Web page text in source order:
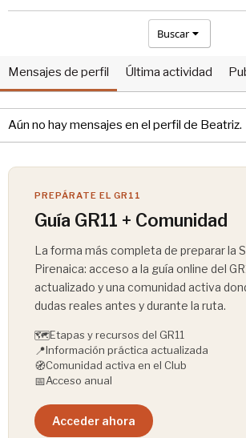
Buscar
Mensajes de perfil Última actividad
Aún no hay mensajes en el perfil de Beatriz.
PREPÁRATE EL GR11
Guía GR11 + Comunidad
La forma más completa de preparar la
Pirenaica: acceso a la guía online del
actualizado y una comunidad activa
dudas reales antes y durante la ruta.
🗺️Etapas y recursos del GR11
📍Información práctica actualizada
🧭Comunidad activa en el Club
📅Acceso anual
Acceder ahora